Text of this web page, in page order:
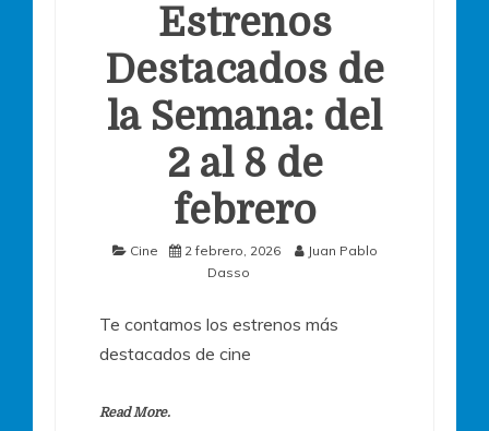
Estrenos
Destacados de
la Semana: del
2 al 8 de
febrero
Cine 2 febrero, 2026
Juan Pablo
Dasso
Te contamos los estrenos más
destacados de cine
Read More.